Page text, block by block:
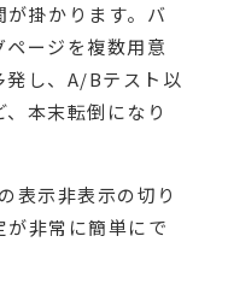
掛かります。バ
ージを複数用意
発し、A/Bテスト以
本末転倒になり
表示非表示の切り
非常に簡単にで